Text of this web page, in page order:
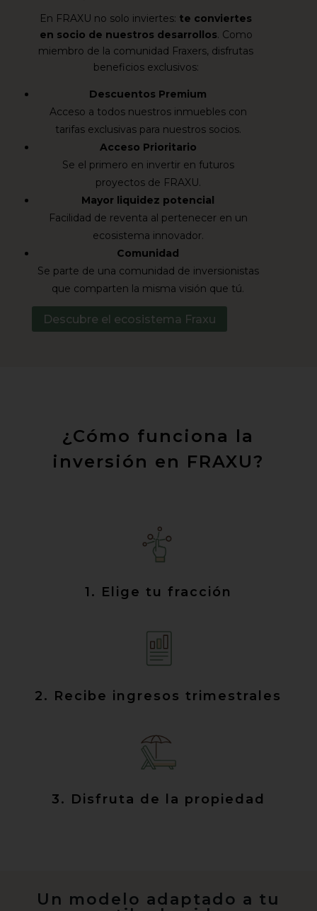
En FRAXU no solo inviertes: te conviertes
en socio de nuestros desarrollos. Como
miembro de la comunidad Fraxers, disfrutas
beneficios exclusivos:
Descuentos Premium
Acceso a todos nuestros inmuebles con
tarifas exclusivas para nuestros socios.
Acceso Prioritario
Se el primero en invertir en futuros
proyectos de FRAXU.
Mayor liquidez potencial
Facilidad de reventa al pertenecer en un
ecosistema innovador.
Comunidad
Se parte de una comunidad de inversionistas
que comparten la misma visión que tú.
Descubre el ecosistema Fraxu
¿Cómo funciona la
inversión en FRAXU?
1. Elige tu fracción
2. Recibe ingresos trimestrales
3. Disfruta de la propiedad
Un modelo adaptado a tu